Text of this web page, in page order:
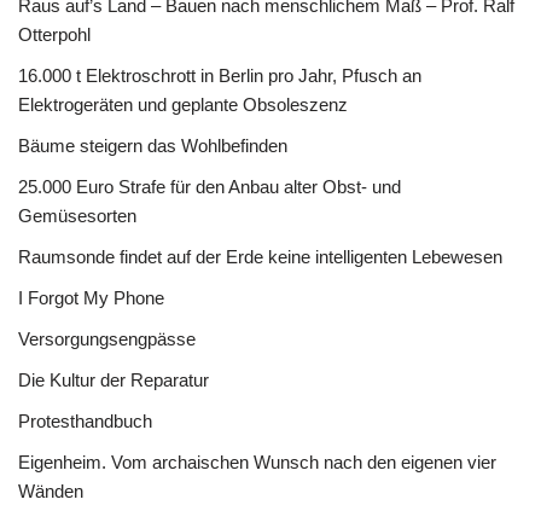
Raus auf’s Land – Bauen nach menschlichem Maß – Prof. Ralf
Otterpohl
16.000 t Elektroschrott in Berlin pro Jahr, Pfusch an
Elektrogeräten und geplante Obsoleszenz
Bäume steigern das Wohlbefinden
25.000 Euro Strafe für den Anbau alter Obst- und
Gemüsesorten
Raumsonde findet auf der Erde keine intelligenten Lebewesen
I Forgot My Phone
Versorgungsengpässe
Die Kultur der Reparatur
Protesthandbuch
Eigenheim. Vom archaischen Wunsch nach den eigenen vier
Wänden